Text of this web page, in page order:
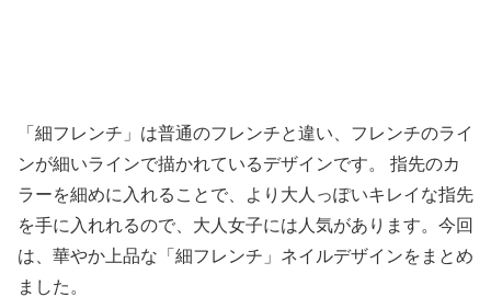
「細フレンチ」は普通のフレンチと違い、フレンチのライ
ンが細いラインで描かれているデザインです。 指先のカ
ラーを細めに入れることで、より大人っぽいキレイな指先
を手に入れれるので、大人女子には人気があります。今回
は、華やか上品な「細フレンチ」ネイルデザインをまとめ
ました。